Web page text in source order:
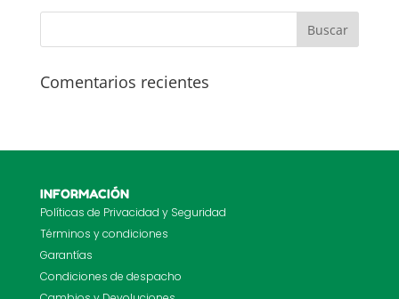
Comentarios recientes
INFORMACIÓN
Políticas de Privacidad y Seguridad
Términos y condiciones
Garantías
Condiciones de despacho